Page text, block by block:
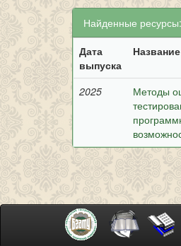
Найденные ресурсы:
Дата
выпуска
Название
2025
Методы